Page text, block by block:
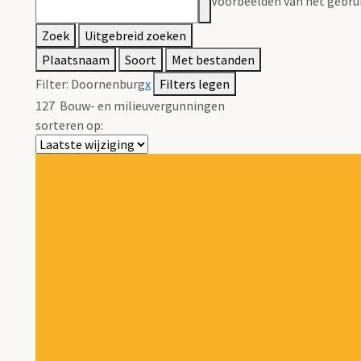
Zoek
Uitgebreid zoeken
Plaatsnaam
Soort
Met bestanden
Filter: Doornenburgx Filters legen
127 Bouw- en milieuvergunningen
sorteren op: